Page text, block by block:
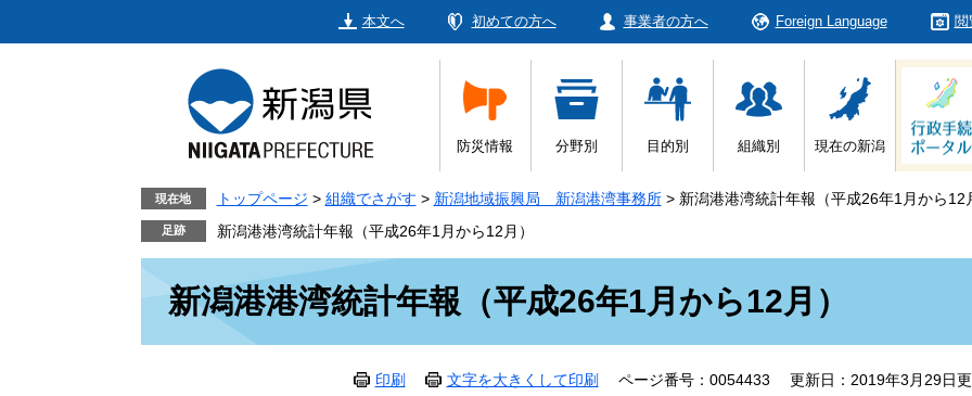
本文へ 初めての方へ 事業者の方へ Foreign Language 閲
防災情報 分野別 目的別 組織別 現在の新潟
現在地 トップページ > 組織でさがす > 新潟地域振興局 新潟港湾事務所 > 新潟港港湾統計年報（平成26年1月から12
新潟港港湾統計年報（平成26年1月から12月）
新潟港港湾統計年報（平成26年1月から12月）
印刷 文字を大きくして印刷 ページ番号：0054433 更新日：2019年3月29日